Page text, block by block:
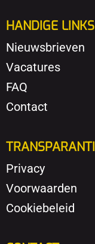
HANDIGE LINKS
Nieuwsbrieven
Vacatures
FAQ
Contact
Privacy
Voorwaarden
Cookiebeleid